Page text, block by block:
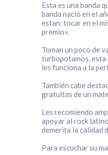
Esta es una banda
banda nació en el
estan: tocar en el
premio».
Toman un poco de
turbopotamos, esta
les funciona a la
También cabe
gratuitas de un
Les recomiendo
apoyar al rock
demerita la calidad
Para escuchar su